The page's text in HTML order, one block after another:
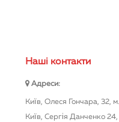
Нашi контакти
Адреси:
Київ, Олеся Гончара, 32,
Київ, Сергія Данченко